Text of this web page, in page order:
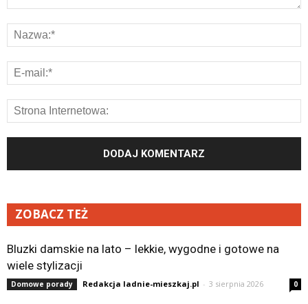
ZOBACZ TEŻ
Bluzki damskie na lato – lekkie, wygodne i gotowe na
wiele stylizacji
Domowe porady Redakcja ladnie-mieszkaj.pl - 3 sierpnia 2026 0